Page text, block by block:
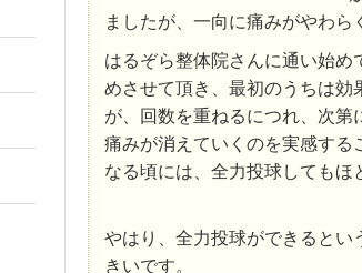
ましたが、一向に痛みがやわら
はるぞら整体院さんに通い始
めさせて頂き、最初のうちは効
が、回数を重ねるにつれ、次第
痛みが消えていくのを実感する
なる頃には、全力投球してもほ
やはり、全力投球ができるとい
きいです。